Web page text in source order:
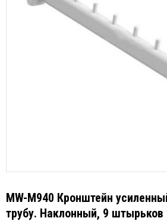
MW-M940 Кронштейн
трубу. Наклонный, 9 штырьков